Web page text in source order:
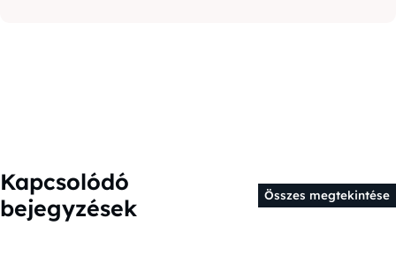
Kapcsolódó
bejegyzések
Összes megtekintése